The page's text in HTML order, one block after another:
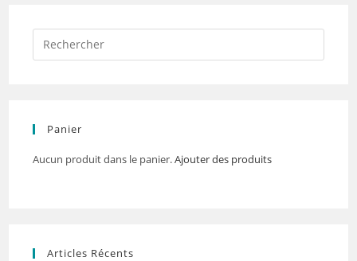
Panier
Aucun produit dans le panier.Ajouter des produits
Articles Récents